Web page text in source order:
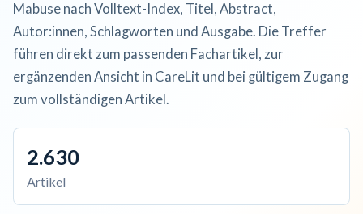
Mabuse nach Volltext-Index, Titel, Abstract,
Autor:innen, Schlagworten und Ausgabe. Die Treffer
führen direkt zum passenden Fachartikel, zur
ergänzenden Ansicht in CareLit und bei gültigem Zugang
zum vollständigen Artikel.
2.630
Artikel